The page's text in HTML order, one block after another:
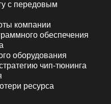
компании
оборудования
ресурса